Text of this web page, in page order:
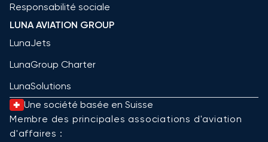
Responsabilité sociale
LUNA AVIATION GROUP
LunaJets
LunaGroup Charter
LunaSolutions
Une société basée en Suisse
Membre des principales associations d'aviation
d'affaires :